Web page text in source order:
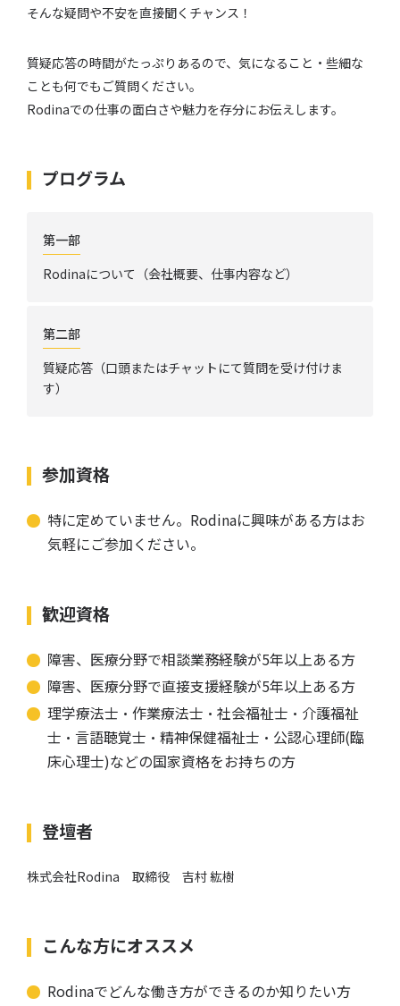
そんな疑問や不安を直接聞くチャンス！
質疑応答の時間がたっぷりあるので、気になること・些細な
ことも何でもご質問ください。
Rodinaでの仕事の面白さや魅力を存分にお伝えします。
プログラム
第一部
Rodinaについて（会社概要、仕事内容など）
第二部
質疑応答（口頭またはチャットにて質問を受け付けま
す）
参加資格
特に定めていません。Rodinaに興味がある方はお
気軽にご参加ください。
歓迎資格
障害、医療分野で相談業務経験が5年以上ある方
障害、医療分野で直接支援経験が5年以上ある方
理学療法士・作業療法士・社会福祉士・介護福祉
士・言語聴覚士・精神保健福祉士・公認心理師(臨
床心理士)などの国家資格をお持ちの方
登壇者
株式会社Rodina 取締役 吉村 紘樹
こんな方にオススメ
Rodinaでどんな働き方ができるのか知りたい方